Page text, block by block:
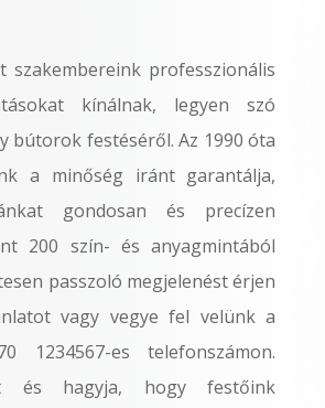
szakembereink professzionális
kínálnak, legyen szó
bútorok festéséről. Az 1990 óta
a minőség iránt garantálja,
gondosan és precízen
200 szín- és anyagmintából
passzoló megjelenést érjen
vagy vegye fel velünk a
1234567-es telefonszámon.
és hagyja, hogy festőink